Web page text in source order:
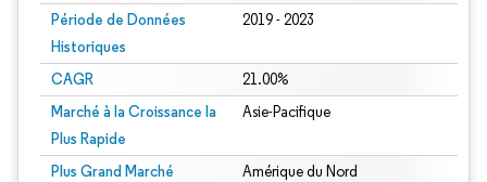
Période de Données
Historiques
2019 - 2023
CAGR 21.00%
Marché à la Croissance la
Plus Rapide
Asie-Pacifique
Plus Grand Marché Amérique du Nord